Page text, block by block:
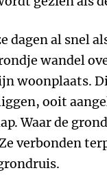
dagen al snel
wandel
woonplaats.
ooit
Waar de
verbonden